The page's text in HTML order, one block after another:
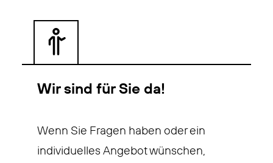
Wir sind für Sie da!
Wenn Sie Fragen haben oder ein
individuelles Angebot wünschen,